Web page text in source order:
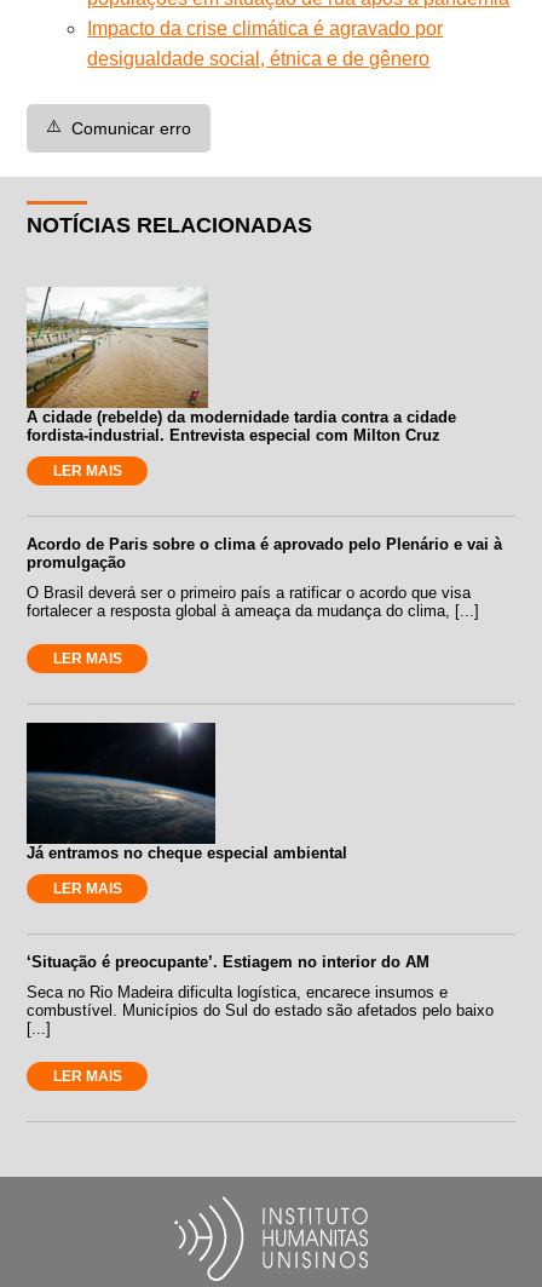
Impacto da crise climática é agravado por
desigualdade social, étnica e de gênero
⚠️ Comunicar erro
NOTÍCIAS RELACIONADAS
A cidade (rebelde) da modernidade tardia contra a cidade
fordista-industrial. Entrevista especial com Milton Cruz
LER MAIS
Acordo de Paris sobre o clima é aprovado pelo Plenário e vai à
promulgação
O Brasil deverá ser o primeiro país a ratificar o acordo que visa
fortalecer a resposta global à ameaça da mudança do clima, [...]
LER MAIS
Já entramos no cheque especial ambiental
LER MAIS
‘Situação é preocupante’. Estiagem no interior do AM
Seca no Rio Madeira dificulta logística, encarece insumos e
combustível. Municípios do Sul do estado são afetados pelo baixo
[...]
LER MAIS